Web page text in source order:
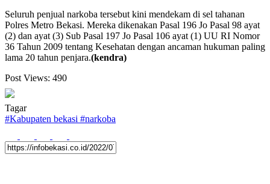
Seluruh penjual narkoba tersebut kini mendekam di sel tahanan
Polres Metro Bekasi. Mereka dikenakan Pasal 196 Jo Pasal 98 ayat
(2) dan ayat (3) Sub Pasal 197 Jo Pasal 106 ayat (1) UU RI Nomor
36 Tahun 2009 tentang Kesehatan dengan ancaman hukuman paling
lama 20 tahun penjara.(kendra)
Post Views: 490
Tagar
#Kabupaten bekasi #narkoba